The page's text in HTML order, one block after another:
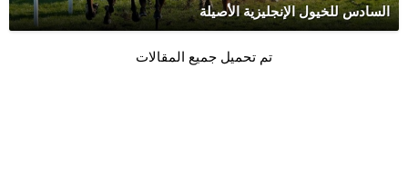
السادس للخيول الإنجليزية الأصيلة
تم تحميل جميع المقالات